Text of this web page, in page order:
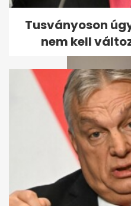
Otthon
kamatát
Tusványoson
nem kell